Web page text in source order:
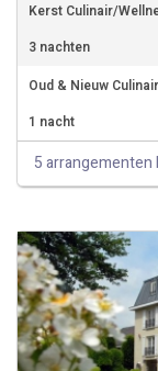
Kerst Culinair/
3 nachten
Oud & Nieuw
1 nacht
5 arrangementen